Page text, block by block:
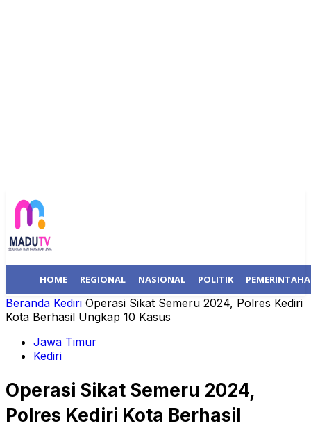
HOME REGIONAL NASIONAL POLITIK
Beranda Kediri Operasi Sikat Semeru 2024, Polres Kediri
Kota Berhasil Ungkap 10 Kasus
Jawa Timur
Kediri
Operasi Sikat Semeru 2024,
Polres Kediri Kota Berhasil